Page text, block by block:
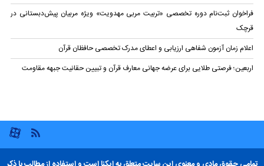
فراخوان ثبت‌نام دوره تخصصی «تربیت مربی مهدویت» ویژه مربیان پیش‌دبستانی در
قرچک
اعلام زمان آزمون شفاهی ارزیابی و اعطای مدرک تخصصی حافظان قرآن
اربعین؛ فرصتی طلایی برای عرضه جهانی معارف قرآن و تبیین حقانیت جبهه مقاومت